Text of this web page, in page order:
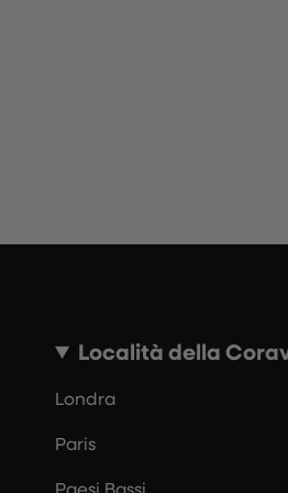
Località della
Londra
Paris
Paesi Bassi